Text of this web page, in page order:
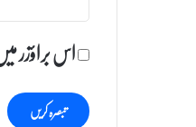
اس براؤزر